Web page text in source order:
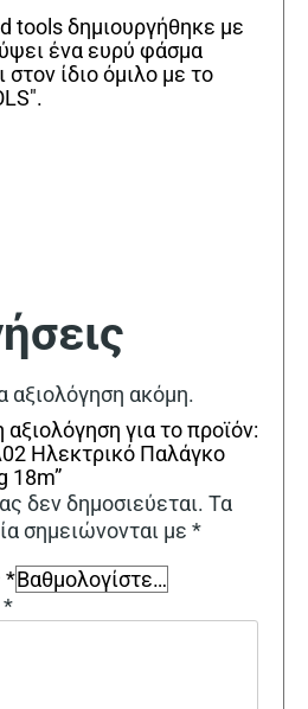
tools δημιουργήθηκε με
ένα ευρύ φάσμα
ίδιο όμιλο με το
αξιολόγηση ακόμη.
για το προϊόν:
Ηλεκτρικό Παλάγκο
18m”
δεν δημοσιεύεται. Τα
σημειώνονται με *
*
*